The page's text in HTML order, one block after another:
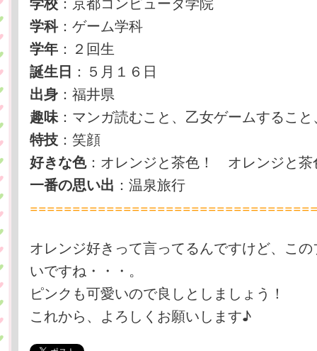
学科：ゲーム学科
学年 ：２回生
誕生日 ：５月１６日
出身 ：福井県
趣味：マンガ読むこと、乙女ゲームするこ
特技 ：笑顔
好きな色：オレンジと茶色！ オレンジと茶
一番の思い出 ：温泉旅行
オレンジ好きって言ってるんですけど、こ
いですね・・・。
ピンクも可愛いので良しとしましょう！
これから、よろしくお願いします♪